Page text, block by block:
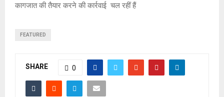
कागजात की तैयार करने की कार्रवाई चल रहीं हैं
FEATURED
SHARE 0